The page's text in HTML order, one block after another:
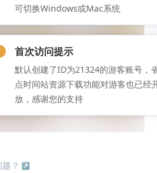
？
可切换Windows或Mac系统
首次访问提示
默认创建了ID为21324的游客账号，
点时间站资源下载功能对游客也已经
放，感谢您的支持